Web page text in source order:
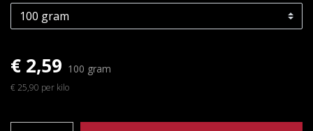
€ 2,59 100 gram
€ 25,90 per kilo